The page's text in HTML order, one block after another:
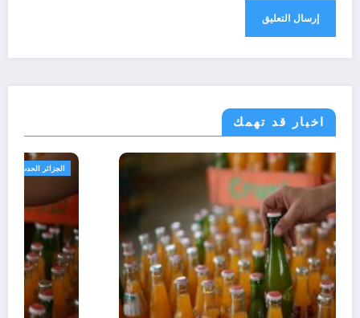
اخبار قد تهمك
مجتمع